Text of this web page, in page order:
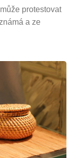
protestovat
a ze